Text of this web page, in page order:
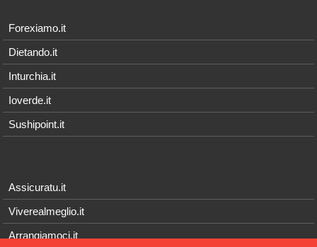
Forexiamo.it
Dietando.it
Inturchia.it
Ioverde.it
Sushipoint.it
Assicuratu.it
Viverealmeglio.it
Arrangiamoci.it